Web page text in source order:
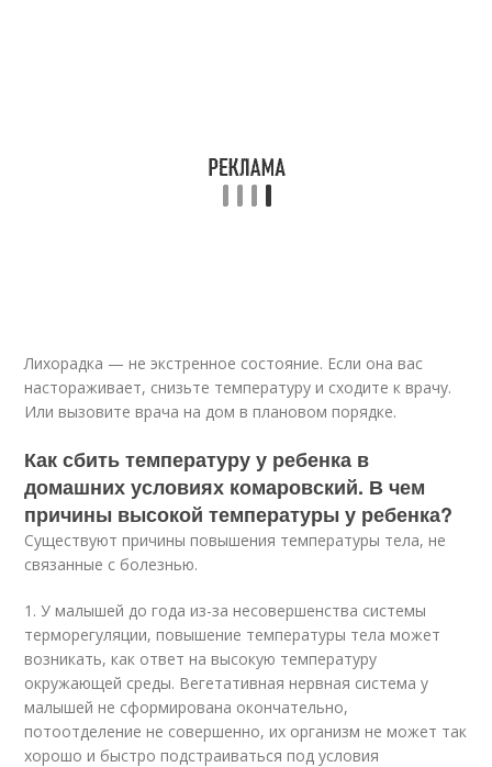
Лихорадка — не экстренное состояние. Если она вас
настораживает, снизьте температуру и сходите к врачу.
Или вызовите врача на дом в плановом порядке.
Как сбить температуру у ребенка в
домашних условиях комаровский. В чем
причины высокой температуры у ребенка?
Существуют причины повышения температуры тела, не
связанные с болезнью.
1. У малышей до года из-за несовершенства системы
терморегуляции, повышение температуры тела может
возникать, как ответ на высокую температуру
окружающей среды. Вегетативная нервная система у
малышей не сформирована окончательно,
потоотделение не совершенно, их организм не может так
хорошо и быстро подстраиваться под условия